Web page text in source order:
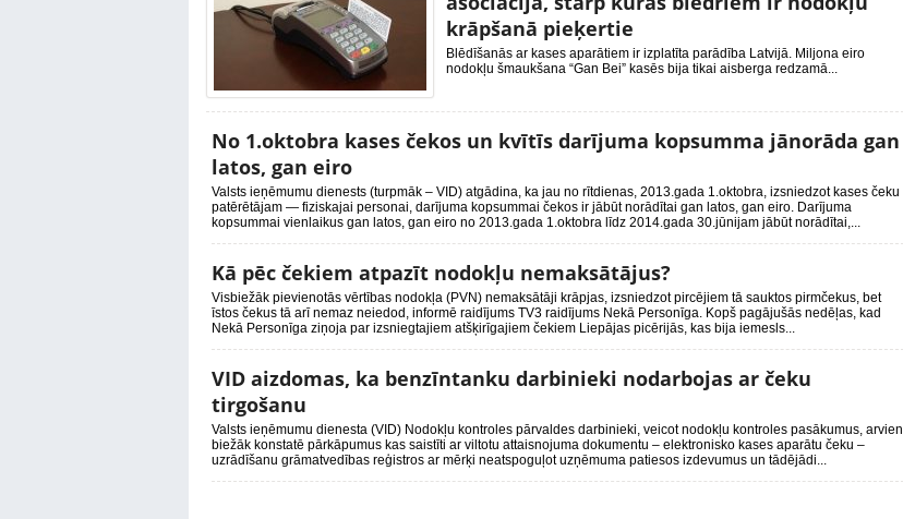
krāpšanā pieķertie
Blēdīšanās ar kases aparātiem ir izplatīta parādība Latvijā. Miljona eiro
nodokļu šmaukšana “Gan Bei” kasēs bija tikai aisberga redzamā...
No 1.oktobra kases čekos un kvītīs darījuma kopsumma jānorāda gan
latos, gan eiro
Valsts ieņēmumu dienests (turpmāk – VID) atgādina, ka jau no rītdienas, 2013.gada 1.oktobra, izsniedzot kases čeku
patērētājam — fiziskajai personai, darījuma kopsummai čekos ir jābūt norādītai gan latos, gan eiro. Darījuma
kopsummai vienlaikus gan latos, gan eiro no 2013.gada 1.oktobra līdz 2014.gada 30.jūnijam jābūt norādītai,...
Kā pēc čekiem atpazīt nodokļu nemaksātājus?
Visbiežāk pievienotās vērtības nodokļa (PVN) nemaksātāji krāpjas, izsniedzot pircējiem tā sauktos pirmčekus, bet
īstos čekus tā arī nemaz neiedod, informē raidījums TV3 raidījums Nekā Personīga. Kopš pagājušās nedēļas, kad
Nekā Personīga ziņoja par izsniegtajiem atšķirīgajiem čekiem Liepājas picērijās, kas bija iemesls...
VID aizdomas, ka benzīntanku darbinieki nodarbojas ar čeku
tirgošanu
Valsts ieņēmumu dienesta (VID) Nodokļu kontroles pārvaldes darbinieki, veicot nodokļu kontroles pasākumus, arvien
biežāk konstatē pārkāpumus kas saistīti ar viltotu attaisnojuma dokumentu – elektronisko kases aparātu čeku –
uzrādīšanu grāmatvedības reģistros ar mērķi neatspoguļot uzņēmuma patiesos izdevumus un tādējādi...